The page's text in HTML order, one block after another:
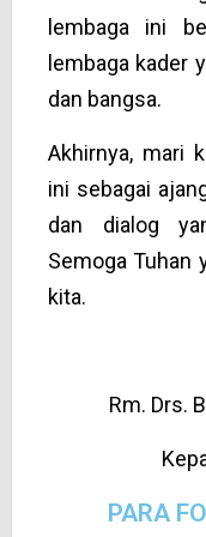
lembaga ini
lembaga kader
dan bangsa.
Akhirnya, mari
ini sebagai
dan dialog
Semoga Tuhan
kita.
Rm. Drs.
PARA